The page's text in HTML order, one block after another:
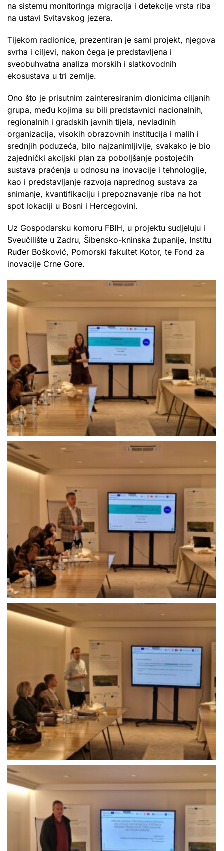
na sistemu monitoringa migracija i detekcije vrsta riba
na ustavi Svitavskog jezera.
Tijekom radionice, prezentiran je sami projekt, njegova
svrha i ciljevi, nakon čega je predstavljena i
sveobuhvatna analiza morskih i slatkovodnih
ekosustava u tri zemlje.
Ono što je prisutnim zainteresiranim dionicima ciljanih
grupa, među kojima su bili predstavnici nacionalnih,
regionalnih i gradskih javnih tijela, nevladinih
organizacija, visokih obrazovnih institucija i malih i
srednjih poduzeća, bilo najzanimljivije, svakako je bio
zajednički akcijski plan za poboljšanje postojećih
sustava praćenja u odnosu na inovacije i tehnologije,
kao i predstavljanje razvoja naprednog sustava za
snimanje, kvantifikaciju i prepoznavanje riba na hot
spot lokaciji u Bosni i Hercegovini.
Uz Gospodarsku komoru FBIH, u projektu sudjeluju i
Sveučilište u Zadru, Šibensko-kninska županije, Institu
Ruđer Bošković, Pomorski fakultet Kotor, te Fond za
inovacije Crne Gore.